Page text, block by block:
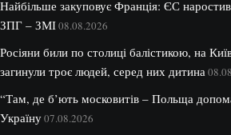
Найбільше закуповує Франція: ЄС наростив
ЗПГ – ЗМІ08.08.2026
Росіяни били по столиці балістикою, на
загинули троє людей, серед них дитина
“Там, де б’ють московитів – Польща
Україну07.08.2026